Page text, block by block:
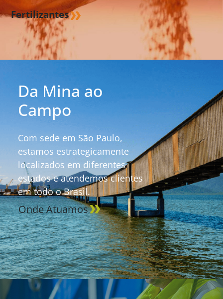
Fertilizantes
Da Mina ao
Campo
Com sede em São Paulo,
estamos estrategicamente
localizados em diferentes
estados e atendemos clientes
em todo o Brasil.
Onde Atuamos